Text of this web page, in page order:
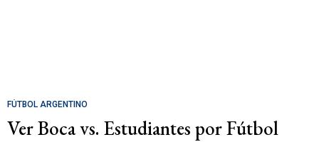
FÚTBOL ARGENTINO
Ver Boca vs. Estudiantes por Fútbol